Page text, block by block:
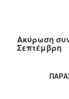
2022
2021
2019
Ακύρωση
Σεπτέμβρη